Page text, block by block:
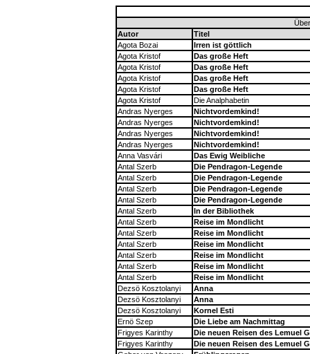
Autor
Titel
Agota Bozai
Irren ist göttlich
Agota Kristof
Das große Heft
Agota Kristof
Das große Heft
Agota Kristof
Das große Heft
Agota Kristof
Das große Heft
Agota Kristof
Die Analphabetin
Andras Nyerges
Nichtvordemkind!
Andras Nyerges
Nichtvordemkind!
Andras Nyerges
Nichtvordemkind!
Andras Nyerges
Nichtvordemkind!
Anna Vasvári
Das Ewig Weibliche
Antal Szerb
Die Pendragon-Legende
Antal Szerb
Die Pendragon-Legende
Antal Szerb
Die Pendragon-Legende
Antal Szerb
Die Pendragon-Legende
Antal Szerb
In der Bibliothek
Antal Szerb
Reise im Mondlicht
Antal Szerb
Reise im Mondlicht
Antal Szerb
Reise im Mondlicht
Antal Szerb
Reise im Mondlicht
Antal Szerb
Reise im Mondlicht
Antal Szerb
Reise im Mondlicht
Dezsö Kosztolanyi
Anna
Dezsö Kosztolanyi
Anna
Dezsö Kosztolanyi
Kornel Esti
Ernö Szep
Die Liebe am Nachmittag
Frigyes Karinthy
Die neuen Reisen des Lemuel
Frigyes Karinthy
Die neuen Reisen des Lemuel